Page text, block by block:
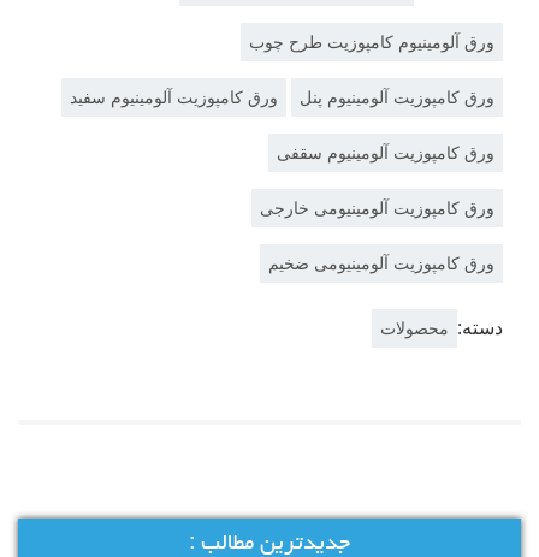
ورق آلومینیوم کامپوزیت طرح چوب
ورق کامپوزیت آلومینیوم پنل ورق کامپوزیت آلومینیوم سفید
ورق کامپوزیت آلومینیوم سقفی
ورق کامپوزیت آلومینیومی خارجی
ورق کامپوزیت آلومینیومی ضخیم
دسته: محصولات
جدیدترین مطالب :